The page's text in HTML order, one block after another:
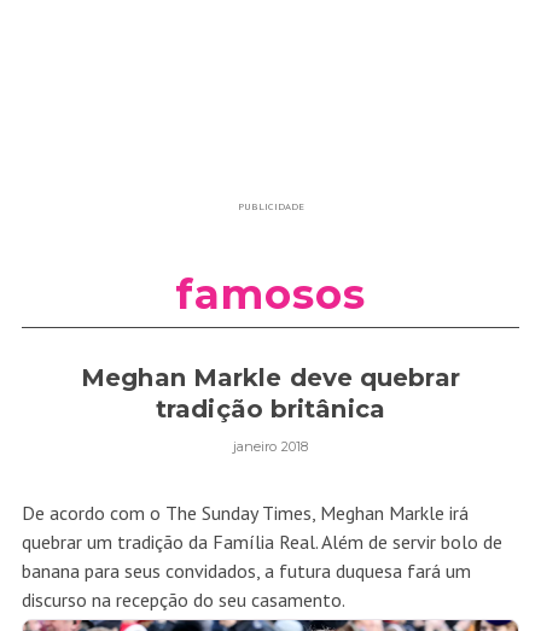
PUBLICIDADE
famosos
Meghan Markle deve quebrar
tradição britânica
janeiro 2018
De acordo com o The Sunday Times, Meghan Markle irá
quebrar um tradição da Família Real. Além de servir bolo de
banana para seus convidados, a futura duquesa fará um
discurso na recepção do seu casamento.